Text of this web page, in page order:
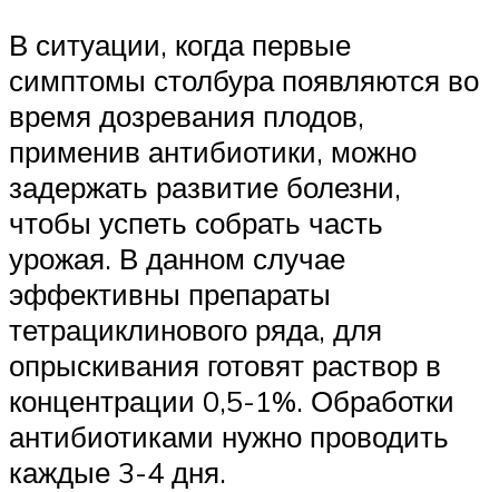
В ситуации, когда первые
симптомы столбура появляются во
время дозревания плодов,
применив антибиотики, можно
задержать развитие болезни,
чтобы успеть собрать часть
урожая. В данном случае
эффективны препараты
тетрациклинового ряда, для
опрыскивания готовят раствор в
концентрации 0,5-1%. Обработки
антибиотиками нужно проводить
каждые 3-4 дня.